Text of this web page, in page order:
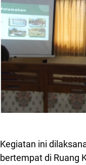
Kegiatan ini
bertempat di Ruang